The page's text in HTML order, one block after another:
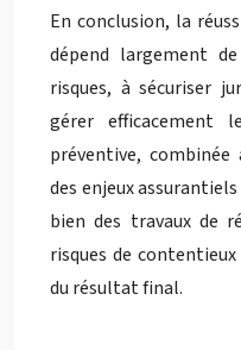
En conclusion, la
dépend largement
risques, à sécuriser
gérer efficacement
préventive,
des enjeux
bien des travaux de
risques de
du résultat final.